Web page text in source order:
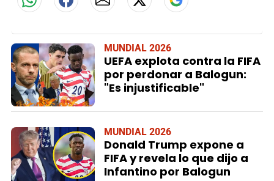
MUNDIAL 2026
UEFA explota contra la FIFA
por perdonar a Balogun:
"Es injustificable"
MUNDIAL 2026
Donald Trump expone a
FIFA y revela lo que dijo a
Infantino por Balogun